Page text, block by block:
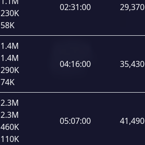
230K
58K
02:31:00 29,370
1.4M
1.4M
290K
74K
04:16:00 35,430
2.3M
2.3M
460K
110K
05:07:00 41,490